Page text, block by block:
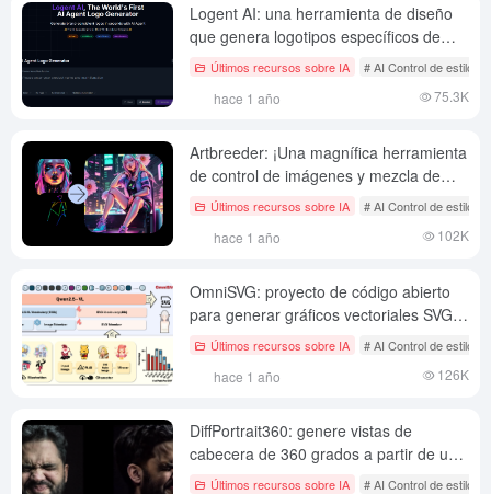
Logent AI: una herramienta de diseño
que genera logotipos específicos de
marca en segundos con IA
Últimos recursos sobre IA # AI Control de estilo
hace 1 año 75.3K
Artbreeder: ¡Una magnífica herramienta
de control de imágenes y mezcla de
estilos para la enseñanza!
Últimos recursos sobre IA # AI Control de estilo
hace 1 año 102K
OmniSVG: proyecto de código abierto
para generar gráficos vectoriales SVG a
partir de texto e imágenes
Últimos recursos sobre IA # AI Control de estilo
hace 1 año 126K
DiffPortrait360: genere vistas de
cabecera de 360 grados a partir de un
único retrato
Últimos recursos sobre IA # AI Control de estilo